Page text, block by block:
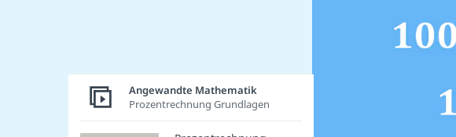
Angewandte Mathematik
Prozentrechnung Grundlagen